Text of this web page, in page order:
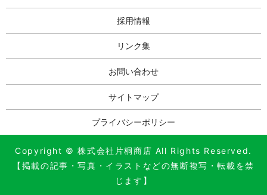
採用情報
リンク集
お問い合わせ
サイトマップ
プライバシーポリシー
Copyright © 株式会社片桐商店 All Rights Reserved.
【掲載の記事・写真・イラストなどの無断複写・転載を禁
じます】